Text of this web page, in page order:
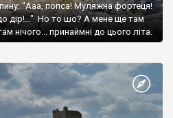
"Ааа, попса! Муляжна фортеця!
дір!..." Но то шо? А мене ще там
нічого... принаймні до цього літа.